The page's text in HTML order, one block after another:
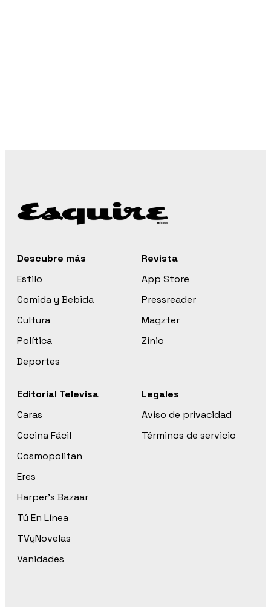
Descubre más
Estilo
Comida y Bebida
Cultura
Política
Deportes
Revista
App Store
Pressreader
Magzter
Zinio
Editorial Televisa
Caras
Cocina Fácil
Cosmopolitan
Eres
Harper’s Bazaar
Tú En Línea
TVyNovelas
Vanidades
Legales
Aviso de privacidad
Términos de servicio